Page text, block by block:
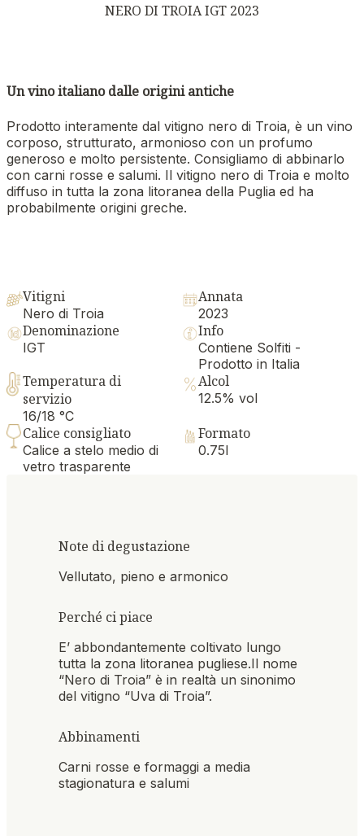
NERO DI TROIA IGT 2023
Un vino italiano dalle origini antiche
Prodotto interamente dal vitigno nero di Troia, è un vino
corposo, strutturato, armonioso con un profumo
generoso e molto persistente. Consigliamo di abbinarlo
con carni rosse e salumi. Il vitigno nero di Troia e molto
diffuso in tutta la zona litoranea della Puglia ed ha
probabilmente origini greche.
Vitigni
Nero di Troia
Annata
2023
Denominazione
IGT
Info
Contiene Solfiti -
Prodotto in Italia
Temperatura di
servizio
16/18 °C
Alcol
12.5% vol
Calice consigliato
Calice a stelo medio di
vetro trasparente
Formato
0.75l
Note di degustazione
Vellutato, pieno e armonico
Perché ci piace
E’ abbondantemente coltivato lungo
tutta la zona litoranea pugliese.Il nome
“Nero di Troia” è in realtà un sinonimo
del vitigno “Uva di Troia”.
Abbinamenti
Carni rosse e formaggi a media
stagionatura e salumi